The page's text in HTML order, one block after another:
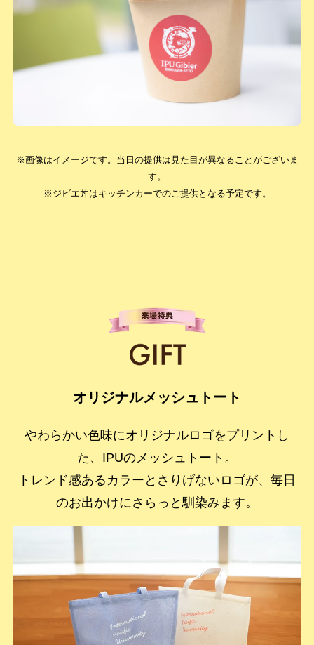
※画像はイメージです。当日の提供は見た目が異なることがございま
す。
※ジビエ丼はキッチンカーでのご提供となる予定です。
オリジナルメッシュトート
やわらかい色味にオリジナルロゴをプリントし
た、IPUのメッシュトート。
トレンド感あるカラーとさりげないロゴが、毎日
のお出かけにさらっと馴染みます。